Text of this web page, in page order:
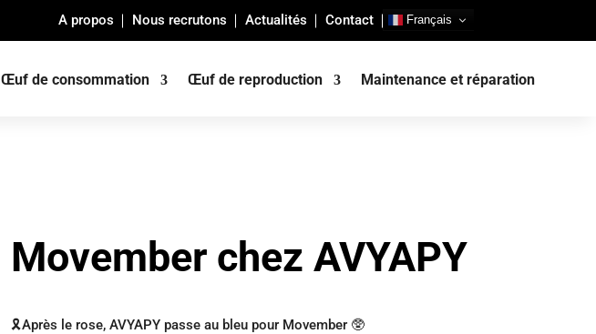
A propos Nous recrutons Actualités Contact Français
Œuf de consommation Œuf de reproduction Maintenance et réparation
Movember chez AVYAPY
🎗️Après le rose, AVYAPY passe au bleu pour Movember 🥸